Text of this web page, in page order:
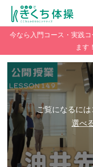
今なら入門コース・実践
ます
ご覧になるに
選べ